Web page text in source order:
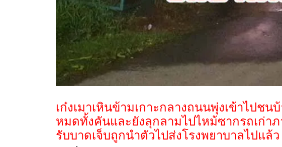
เก๋งเมาเหินข้ามเกาะกลางถนนพุ่งเข้าไปช
หมดทั้งคันและยังลุกลามไปไหม้ซากรถเก่า
รับบาดเจ็บถูกนำตัวไปส่งโรงพยาบาลไปแล้ว